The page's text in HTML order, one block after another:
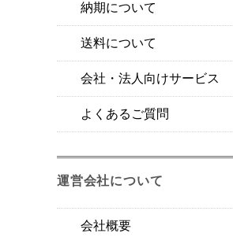
納期について
送料について
会社・法人向けサービス
よくあるご質問
運営会社について
会社概要